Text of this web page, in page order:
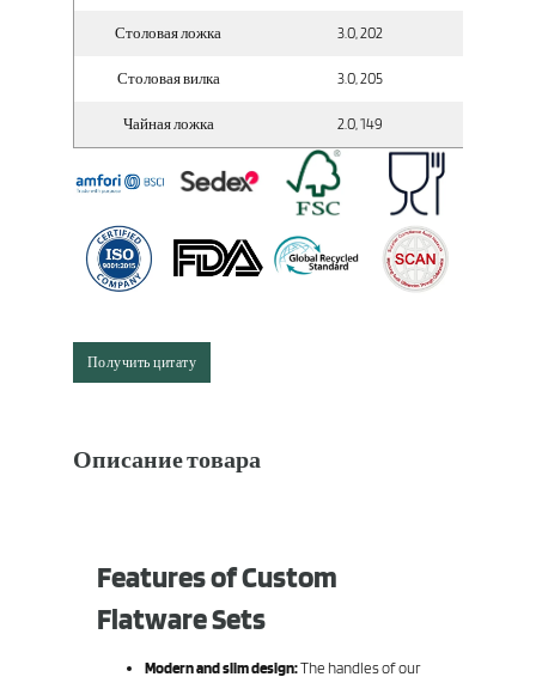
Столовая ложка 3.0, 202
Столовая вилка 3.0, 205
Чайная ложка 2.0, 149
Получить цитату
Описание товара
Features of Custom
Flatware Sets
Modern and slim design:The handles of our